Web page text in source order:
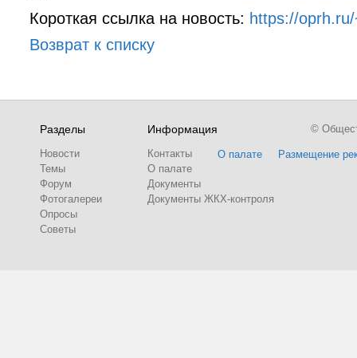
Короткая ссылка на новость: https://
Возврат к списку
Разделы
Новости
Темы
Форум
Фотогалереи
Опросы
Советы
Информация
Контакты
О палате
Документы
Документы ЖКХ-контроля
О палате Размещение
©